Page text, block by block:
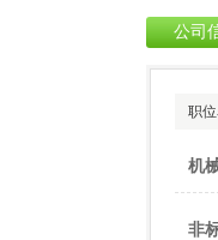
公司
职
机
非